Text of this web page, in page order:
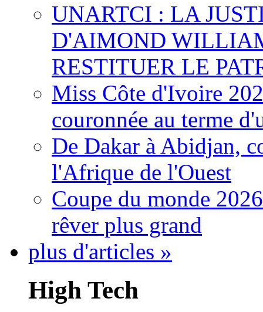
UNARTCI : LA
D'AIMOND
RESTITUER LE
Miss Côte d'Ivoire
couronnée au terme
De Dakar à Abidjan,
l'Afrique de l'Ouest
Coupe du monde
rêver plus grand
plus d'articles »
High Tech